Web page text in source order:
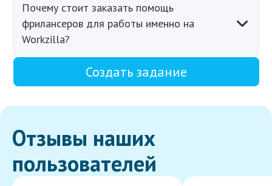
Почему стоит заказать помощь
фрилансеров для работы именно на
Workzilla?
Создать задание
Отзывы наших
пользователей